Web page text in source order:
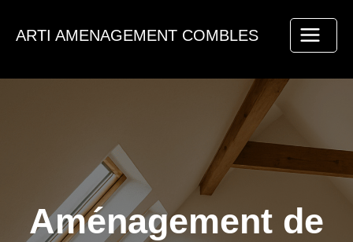
ARTI AMENAGEMENT COMBLES
Aménagement de